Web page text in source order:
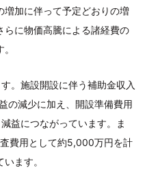
増加に伴って予定どおりの増
らに物価高騰による諸経費の
。施設開設に伴う補助金収入
の減少に加え、開設準備費用
益につながっています。ま
費用として約5,000万円を計
ます。